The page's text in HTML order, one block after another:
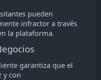
pueden
infractor a través
la plataforma.
garantiza que el
y con